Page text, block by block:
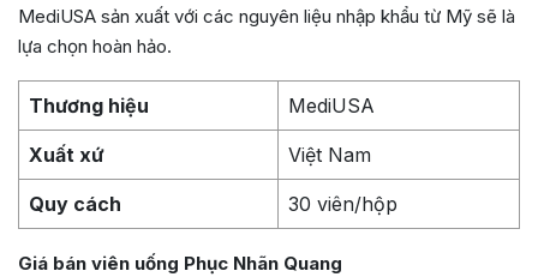
MediUSA sản xuất với các nguyên liệu nhập khẩu từ Mỹ sẽ là
lựa chọn hoàn hảo.
Thương hiệu MediUSA
Xuất xứ Việt Nam
Quy cách 30 viên/hộp
Giá bán viên uống Phục Nhãn Quang